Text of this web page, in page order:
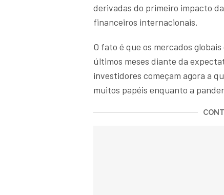
derivadas do primeiro impacto
financeiros internacionais.
O fato é que os mercados
últimos meses diante da
investidores começam agora a
muitos papéis enquanto a